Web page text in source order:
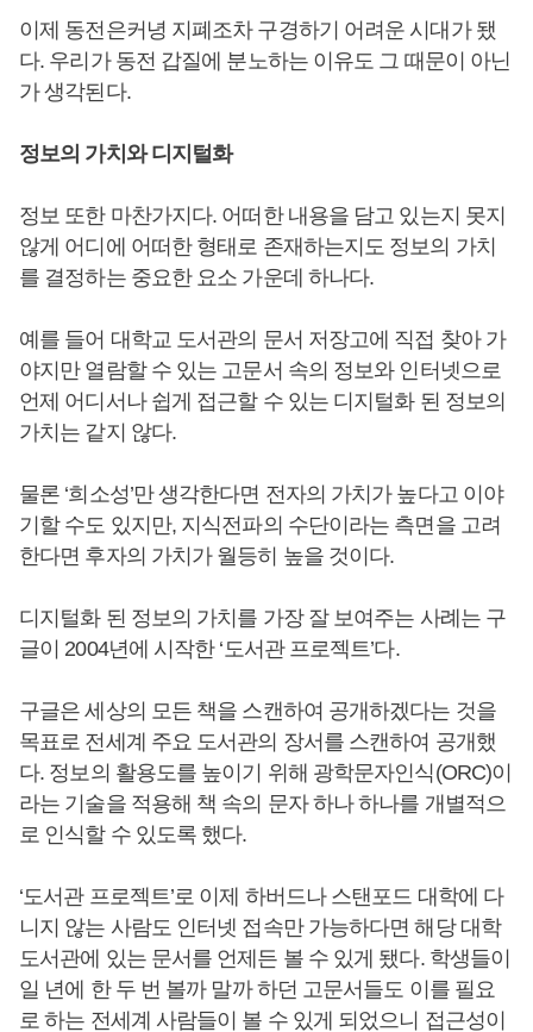
이제 동전은커녕 지폐조차 구경하기 어려운 시대가 됐
다. 우리가 동전 갑질에 분노하는 이유도 그 때문이 아닌
가 생각된다.
정보의 가치와 디지털화
정보 또한 마찬가지다. 어떠한 내용을 담고 있는지 못지
않게 어디에 어떠한 형태로 존재하는지도 정보의 가치
를 결정하는 중요한 요소 가운데 하나다.
예를 들어 대학교 도서관의 문서 저장고에 직접 찾아 가
야지만 열람할 수 있는 고문서 속의 정보와 인터넷으로
언제 어디서나 쉽게 접근할 수 있는 디지털화 된 정보의
가치는 같지 않다.
물론 ‘희소성’만 생각한다면 전자의 가치가 높다고 이야
기할 수도 있지만, 지식전파의 수단이라는 측면을 고려
한다면 후자의 가치가 월등히 높을 것이다.
디지털화 된 정보의 가치를 가장 잘 보여주는 사례는 구
글이 2004년에 시작한 ‘도서관 프로젝트’다.
구글은 세상의 모든 책을 스캔하여 공개하겠다는 것을
목표로 전세계 주요 도서관의 장서를 스캔하여 공개했
다. 정보의 활용도를 높이기 위해 광학문자인식(ORC)이
라는 기술을 적용해 책 속의 문자 하나 하나를 개별적으
로 인식할 수 있도록 했다.
‘도서관 프로젝트’로 이제 하버드나 스탠포드 대학에 다
니지 않는 사람도 인터넷 접속만 가능하다면 해당 대학
도서관에 있는 문서를 언제든 볼 수 있게 됐다. 학생들이
일 년에 한 두 번 볼까 말까 하던 고문서들도 이를 필요
로 하는 전세계 사람들이 볼 수 있게 되었으니 접근성이